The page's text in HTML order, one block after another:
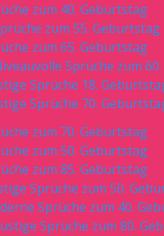
zum 40. Geburtstag
zum 55. Geburtstag
zum 65. Geburtstag
Sprüche zum 60.
Sprüche 18.
Sprüche 70.
zum 70. Geburtstag
zum 50. Geburtstag
zum 85. Geburtstag
Sprüche zum 50.
Sprüche zum 40.
Sprüche zum 80.